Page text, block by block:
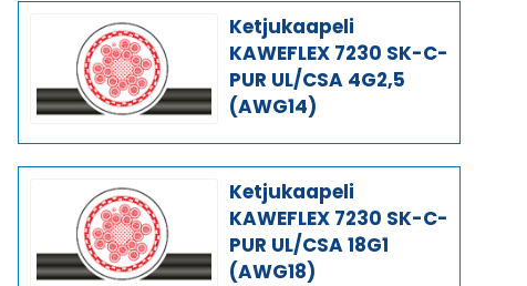
Ketjukaapeli
KAWEFLEX 7230 SK-C-
PUR UL/CSA 4G2,5
(AWG14)
Ketjukaapeli
KAWEFLEX 7230 SK-C-
PUR UL/CSA 18G1
(AWG18)